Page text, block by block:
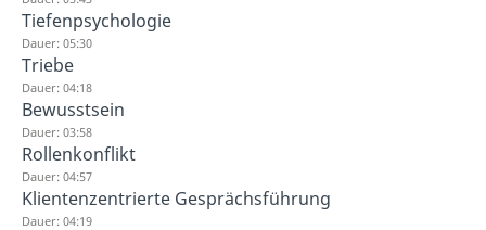
Tiefenpsychologie
Dauer: 05:30
Triebe
Dauer: 04:18
Bewusstsein
Dauer: 03:58
Rollenkonflikt
Dauer: 04:57
Klientenzentrierte Gesprächsführung
Dauer: 04:19